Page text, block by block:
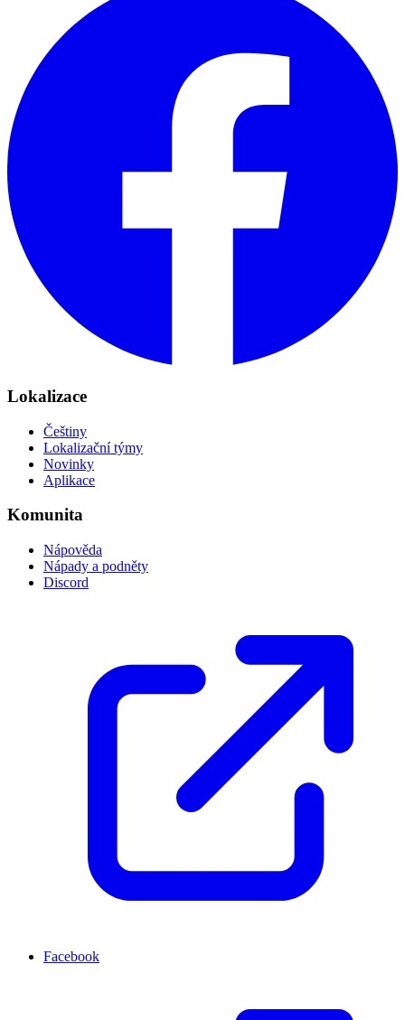
Lokalizace
Češtiny
Lokalizační týmy
Novinky
Aplikace
Komunita
Nápověda
Nápady a podněty
Discord
Facebook